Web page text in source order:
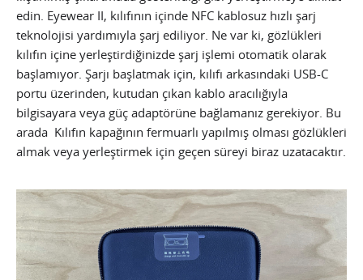
edin. Eyewear II, kılıfının içinde NFC kablosuz hızlı şarj
teknolojisi yardımıyla şarj ediliyor. Ne var ki, gözlükleri
kılıfın içine yerleştirdiğinizde şarj işlemi otomatik olarak
başlamıyor. Şarjı başlatmak için, kılıfı arkasındaki USB-C
portu üzerinden, kutudan çıkan kablo aracılığıyla
bilgisayara veya güç adaptörüne bağlamanız gerekiyor. Bu
arada Kılıfın kapağının fermuarlı yapılmış olması gözlükleri
almak veya yerleştirmek için geçen süreyi biraz uzatacaktır.